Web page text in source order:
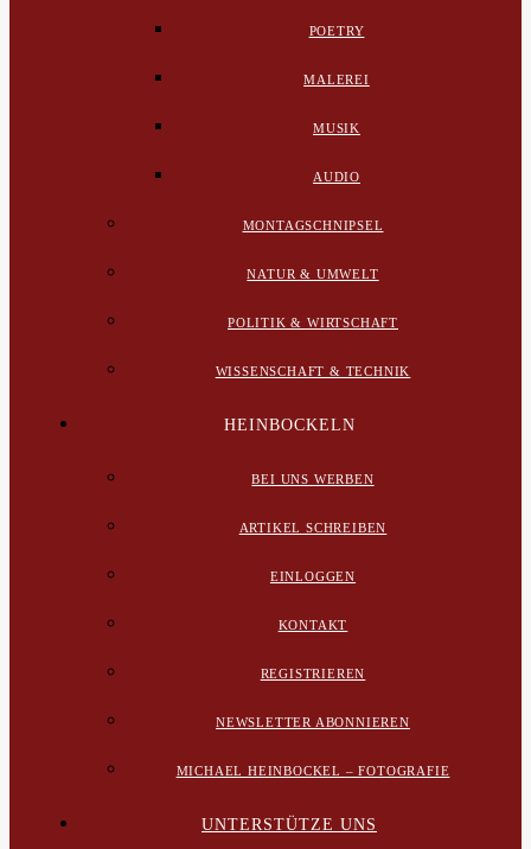
POETRY
MALEREI
MUSIK
AUDIO
MONTAGSCHNIPSEL
NATUR & UMWELT
POLITIK & WIRTSCHAFT
WISSENSCHAFT & TECHNIK
HEINBOCKELN
BEI UNS WERBEN
ARTIKEL SCHREIBEN
EINLOGGEN
KONTAKT
REGISTRIEREN
NEWSLETTER ABONNIEREN
MICHAEL HEINBOCKEL – FOTOGRAFIE
UNTERSTÜTZE UNS